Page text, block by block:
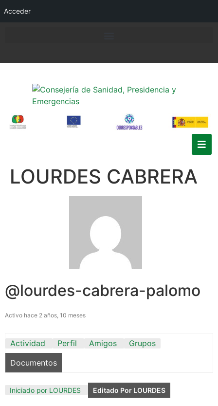
Acceder
LOURDES CABRERA
@lourdes-cabrera-palomo
Activo hace 2 años, 10 meses
Actividad Perfil Amigos
Grupos
Documentos
Iniciado por LOURDES Editado Por LOURDES